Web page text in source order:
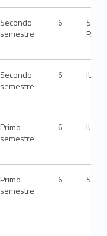
Secondo
semestre
6
SECS-
P/02
Secondo
semestre
6 IUS/
Primo
semestre
6 IUS/
Primo
semestre
6 SPS/